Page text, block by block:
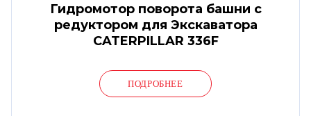
Гидромотор поворота башни с
редуктором для Экскаватора
CATERPILLAR 336F
ПОДРОБНЕЕ